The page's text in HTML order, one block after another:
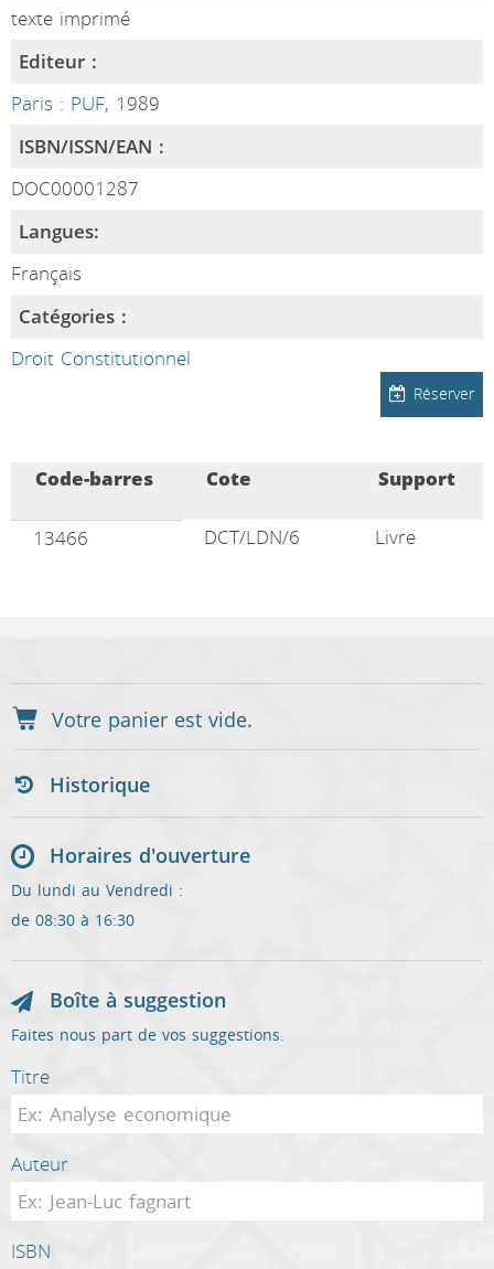
texte imprimé
Editeur :
Paris : PUF, 1989
ISBN/ISSN/EAN :
DOC00001287
Langues:
Français
Catégories :
Droit Constitutionnel
Réserver
Code-barres Cote
Support
13466
DCT/LDN/6 Livre
Historique
Horaires d'ouverture
Du lundi au Vendredi :
de 08:30 à 16:30
Boîte à suggestion
Faites nous part de vos suggestions.
Titre
Auteur
ISBN